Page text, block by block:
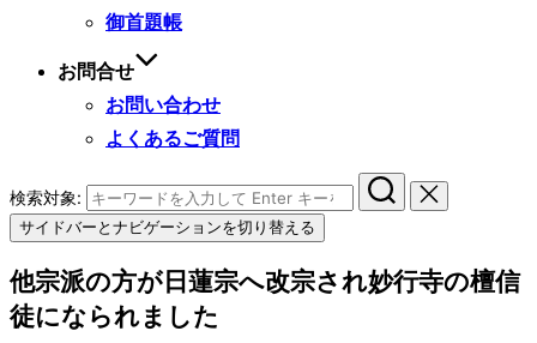
御首題帳
お問合せ
お問い合わせ
よくあるご質問
検索対象:
サイドバーとナビゲーションを切り替える
他宗派の方が日蓮宗へ改宗され妙行寺の檀信
徒になられました